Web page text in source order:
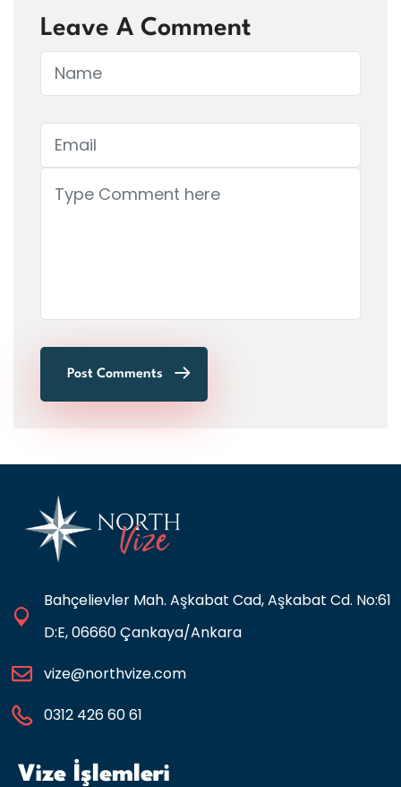
Leave A Comment
Post Comments
Bahçelievler Mah. Aşkabat Cad, Aşkabat Cd. No:61
D:E, 06660 Çankaya/Ankara
vize@northvize.com
0312 426 60 61
Vize İşlemleri